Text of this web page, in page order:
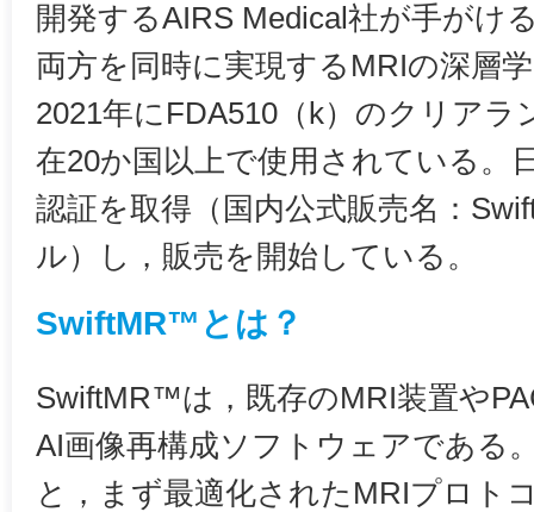
開発するAIRS Medical社が手がけ
両方を同時に実現するMRIの深層
2021年にFDA510（k）のクリアラ
在20か国以上で使用されている。
認証を取得（国内公式販売名：
ル）し，販売を開始している。
SwiftMR™とは？
SwiftMR™は，既存のMRI装置や
AI画像再構成ソフトウェアである
と，まず最適化されたMRIプロト